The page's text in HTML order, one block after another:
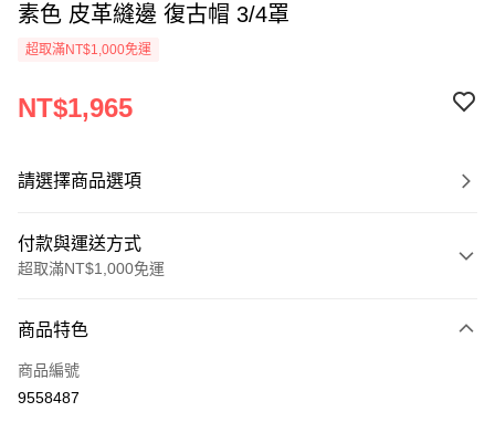
素色 皮革縫邊 復古帽 3/4罩
超取滿NT$1,000免運
NT$1,965
請選擇商品選項
付款與運送方式
超取滿NT$1,000免運
信用卡一次付款
超商取貨付款
商品特色
商品編號
9558487